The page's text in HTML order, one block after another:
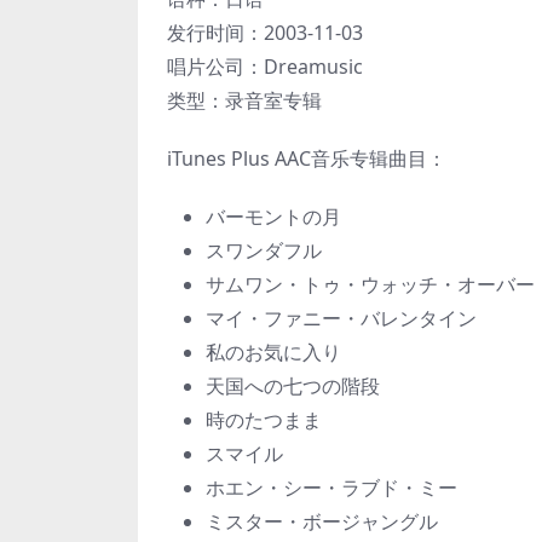
发行时间：2003-11-03
唱片公司：Dreamusic
类型：录音室专辑
iTunes Plus AAC音乐专辑曲目：
バーモントの月
スワンダフル
サムワン・トゥ・ウォッチ・オーバー
マイ・ファニー・バレンタイン
私のお気に入り
天国への七つの階段
時のたつまま
スマイル
ホエン・シー・ラブド・ミー
ミスター・ボージャングル